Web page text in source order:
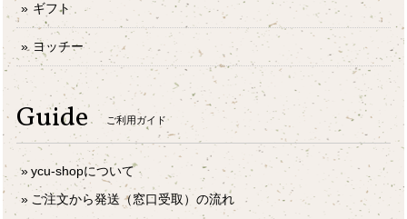
ギフト
ヨッチー
Guide ご利用ガイド
ycu-shopについて
ご注文から発送（窓口受取）の流れ